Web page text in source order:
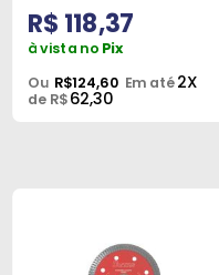
R$ 118,37
à vista no Pix
Ou R$124,60 Em até2X
de R$62,30